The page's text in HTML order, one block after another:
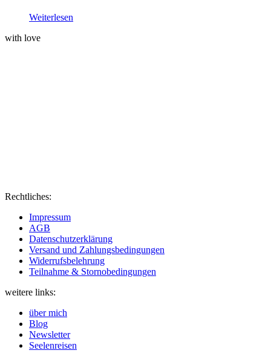
Weiterlesen
with love
Rechtliches:
Impressum
AGB
Datenschutzerklärung
Versand und Zahlungsbedingungen
Widerrufsbelehrung
Teilnahme & Stornobedingungen
weitere links:
über mich
Blog
Newsletter
Seelenreisen